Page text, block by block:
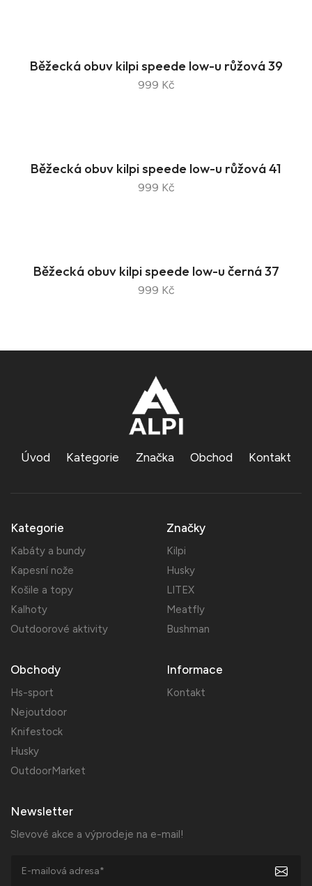
Běžecká obuv kilpi speede low-u růžová 39
999 Kč
Běžecká obuv kilpi speede low-u růžová 41
999 Kč
Běžecká obuv kilpi speede low-u černá 37
999 Kč
Úvod Kategorie Značka Obchod Kontakt
Kategorie
Kabáty a bundy
Kapesní nože
Košile a topy
Kalhoty
Outdoorové aktivity
Značky
Kilpi
Husky
LITEX
Meatfly
Bushman
Obchody
Hs-sport
Nejoutdoor
Knifestock
Husky
OutdoorMarket
Informace
Kontakt
Newsletter
Slevové akce a výprodeje na e-mail!